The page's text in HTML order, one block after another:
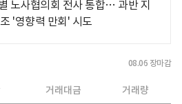
노사협의회 전사 통합… 과반 지
'영향력 만회' 시도
08.06 장마감
거래대금 거래량